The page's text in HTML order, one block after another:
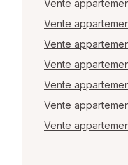
Vente
Vente
Vente
Vente
Vente
Vente
Vente